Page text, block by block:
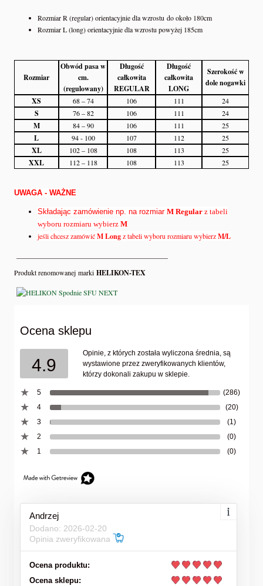
Rozmiar R (regular) orientacyjnie dla wzrostu do około 180cm
Rozmiar L (long) orientacyjnie dla wzrostu powyżej 185cm
Rozmiar
Obwód pasa w
cm.
(regulowany)
Długość
całkowita
REGULAR
Długość
całkowita
LONG
Szerokość w
dole nogawki
XS
68 – 74 106 111 24
S 76 – 82 106 111 24
M 84 – 90 106 111 25
L 94 - 100 107 112 25
XL 102 – 108 108 113 25
XXL 112 – 118 108 113 25
UWAGA - WAŻNE
Składając zamówienie np. na rozmiar M Regular z tabeli
wyboru rozmiaru wybierz M
jeśli chcesz zamówićM Longz tabeli wyboru rozmiaru wybierzM/L
Produkt renomowanej marki HELIKON-TEX
Ocena sklepu
4.9
Opinie, z których została wyliczona średnia, są
wystawione przez zweryfikowanych klientów,
którzy dokonali zakupu w sklepie.
5
(286)
4
(20)
3
(1)
2
(0)
1
(0)
Andrzej
Dodano: 2026-02-20
Opinia zweryfikowana
Ocena produktu:
Ocena sklepu: